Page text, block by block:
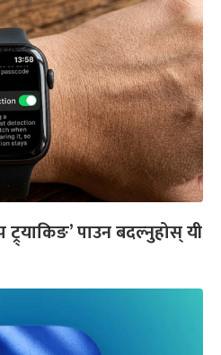
पाउन बदल्नुहोस् यी